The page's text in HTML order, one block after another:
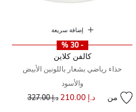
إضافة سريعة
- 30 %
كالفن كلاين
حذاء رياضي بشعار باللونين الأبيض
والأسود
من د.إ 210.00 سعر مخفض مند.إ 327.00